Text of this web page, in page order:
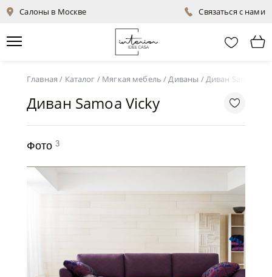
Салоны в Москве Связаться с нами
Главная / Каталог / Мягкая мебель /Диваны /Диван Samoa
Диван Samoa Vicky
Фото 3